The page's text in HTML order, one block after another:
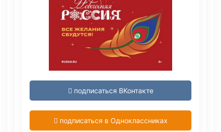
подписаться ВКонтакте
подписаться в Одноклассниках